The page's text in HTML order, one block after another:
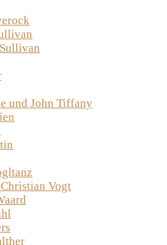
und John Tiffany
Vogt